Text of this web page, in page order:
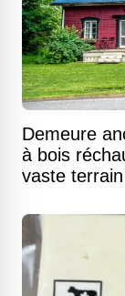
Demeure
à bois
vaste